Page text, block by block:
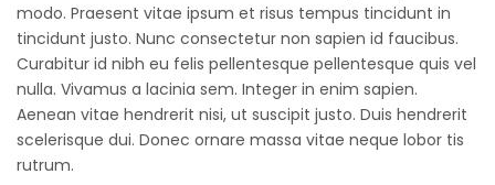
modo. Praesent vitae ipsum et risus tempus tincidunt in
tincidunt justo. Nunc consectetur non sapien id faucibus.
Curabitur id nibh eu felis pellentesque pellentesque quis vel
nulla. Vivamus a lacinia sem. Integer in enim sapien.
Aenean vitae hendrerit nisi, ut suscipit justo. Duis hendrerit
scelerisque dui. Donec ornare massa vitae neque lobor tis
rutrum.